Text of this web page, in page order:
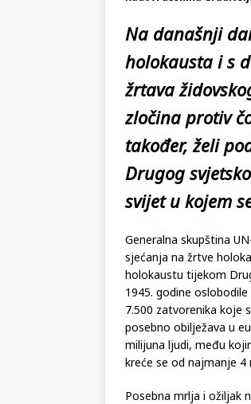
Na današnji
holokausta i s
žrtava
zločina protiv
također, želi
Drugog
svijet u kojem
Generalna skupština
sjećanja na žrtve
holokaustu tijekom
1945. godine
7.500 zatvorenika koje
posebno obilježava u
milijuna ljudi, među
kreće se od najmanje 4
Posebna mrlja i ožiljak